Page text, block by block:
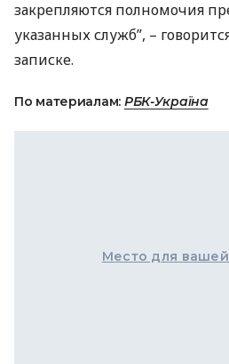
закрепляются полномочия
указанных служб”, –
записке.
По материалам: РБК-Україна
Место для